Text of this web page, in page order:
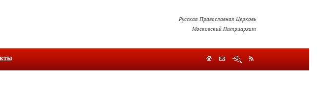
Русская Православная Церковь
Московский Патриархат